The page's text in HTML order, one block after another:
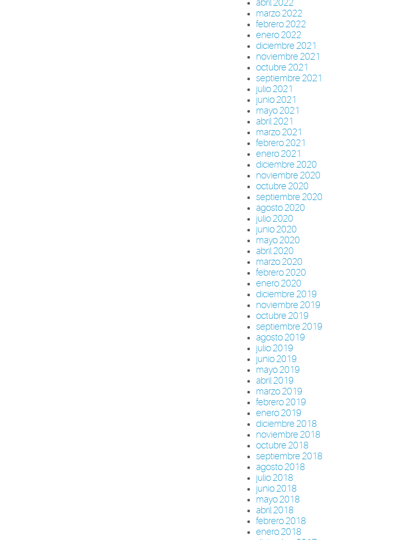
abril 2022
marzo 2022
febrero 2022
enero 2022
diciembre 2021
noviembre 2021
octubre 2021
septiembre 2021
julio 2021
junio 2021
mayo 2021
abril 2021
marzo 2021
febrero 2021
enero 2021
diciembre 2020
noviembre 2020
octubre 2020
septiembre 2020
agosto 2020
julio 2020
junio 2020
mayo 2020
abril 2020
marzo 2020
febrero 2020
enero 2020
diciembre 2019
noviembre 2019
octubre 2019
septiembre 2019
agosto 2019
julio 2019
junio 2019
mayo 2019
abril 2019
marzo 2019
febrero 2019
enero 2019
diciembre 2018
noviembre 2018
octubre 2018
septiembre 2018
agosto 2018
julio 2018
junio 2018
mayo 2018
abril 2018
febrero 2018
enero 2018